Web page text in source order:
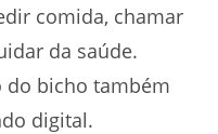
comida, chamar
da saúde.
do bicho também
digital.